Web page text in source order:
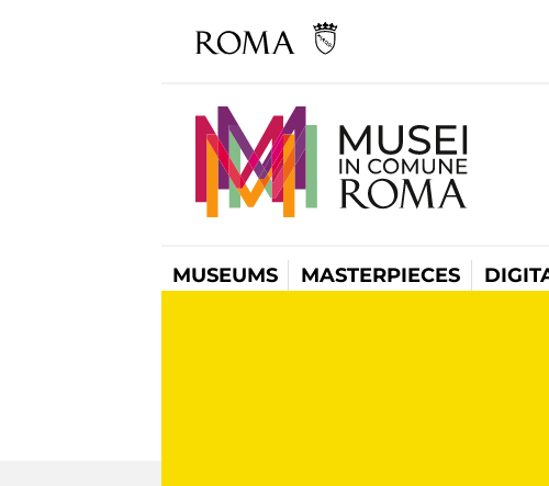
MUSEUMS MASTERPIECES